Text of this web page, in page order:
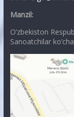
Manzil:
O’zbekiston
Sanoatchilar